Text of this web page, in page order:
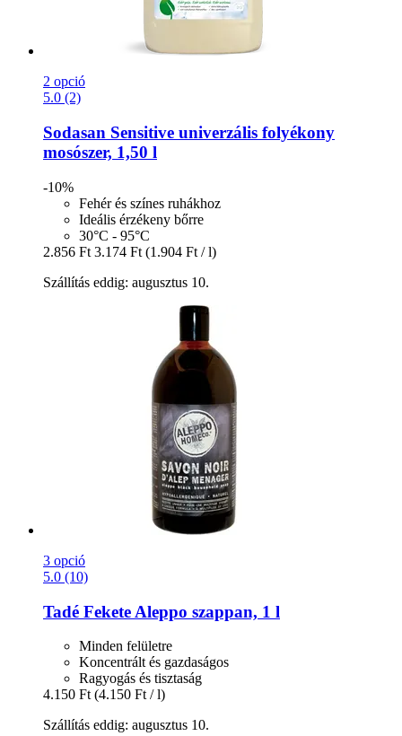
2 opció
5.0 (2)
Sodasan Sensitive univerzális folyékony
mosószer, 1,50 l
-10%
Fehér és színes ruhákhoz
Ideális érzékeny bőrre
30°C - 95°C
2.856 Ft 3.174 Ft (1.904 Ft / l)
Szállítás eddig: augusztus 10.
3 opció
5.0 (10)
Tadé Fekete Aleppo szappan, 1 l
Minden felületre
Koncentrált és gazdaságos
Ragyogás és tisztaság
4.150 Ft (4.150 Ft / l)
Szállítás eddig: augusztus 10.